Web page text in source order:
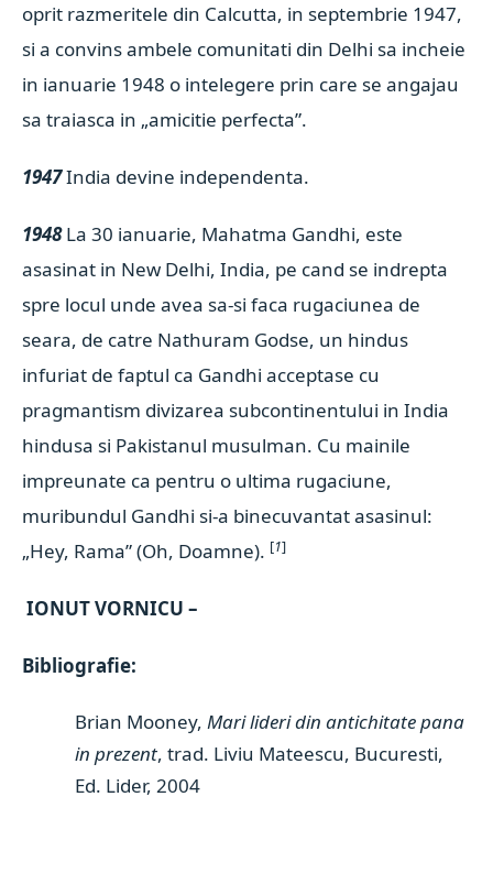
oprit razmeritele din Calcutta, in septembrie 1947,
si a convins ambele comunitati din Delhi sa incheie
in ianuarie 1948 o intelegere prin care se angajau
sa traiasca in „amicitie perfecta”.
1947India devine independenta.
1948La 30 ianuarie, Mahatma Gandhi, este
asasinat in New Delhi, India, pe cand se indrepta
spre locul unde avea sa-si faca rugaciunea de
seara, de catre Nathuram Godse, un hindus
infuriat de faptul ca Gandhi acceptase cu
pragmantism divizarea subcontinentului in India
hindusa si Pakistanul musulman. Cu mainile
impreunate ca pentru o ultima rugaciune,
muribundul Gandhi si-a binecuvantat asasinul:
„Hey, Rama” (Oh, Doamne). [1]
IONUT VORNICU –
Bibliografie:
Brian Mooney,Mari lideri din antichitate pana
in prezent, trad. Liviu Mateescu, Bucuresti,
Ed. Lider, 2004